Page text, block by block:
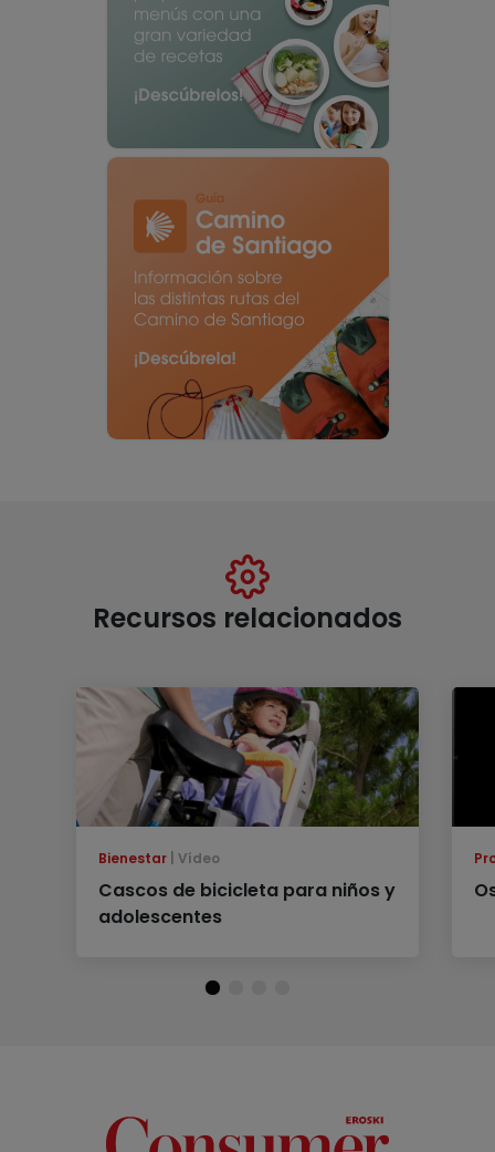
Recursos relacionados
Bienestar Vídeo
Cascos de bicicleta para niños y
adolescentes